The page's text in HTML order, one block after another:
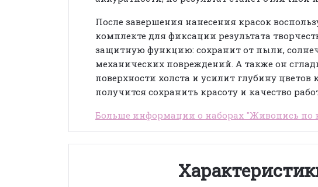
После завершения нанесения красок
комплекте для фиксации результата
защитную функцию: сохранит от пыли,
механических повреждений. А также он
поверхности холста и усилит глубину цветов
получится сохранить красоту и качество
Больше информации о наборах "Живопись по